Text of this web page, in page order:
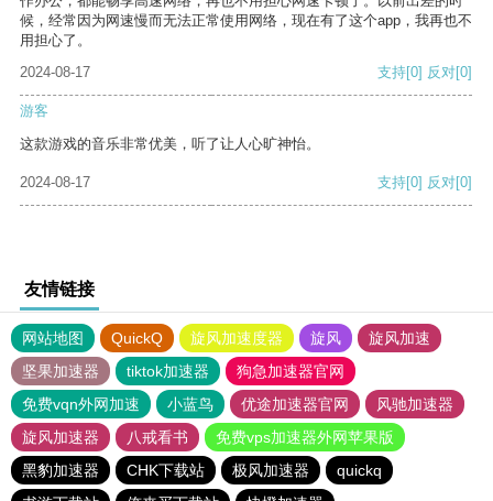
候，经常因为网速慢而无法正常使用网络，现在有了这个app，我再也不
用担心了。
2024-08-17
支持[0] 反对[0]
游客
这款游戏的音乐非常优美，听了让人心旷神怡。
2024-08-17 支持[0] 反对[0]
友情链接
网站地图 QuickQ 旋风加速度器 旋风
旋风加速
坚果加速器
tiktok加速器
狗急加速器官网
免费vqn外网加速
小蓝鸟 优途加速器官网
风驰加速器
旋风加速器
八戒看书
免费vps加速器外网苹果版
黑豹加速器
CHK下载站 极风加速器
quickq